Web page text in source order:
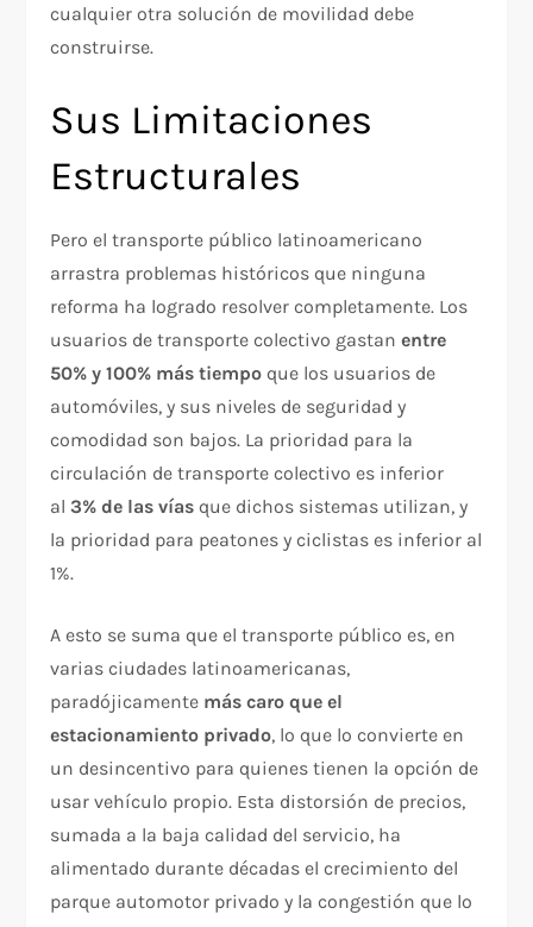
cualquier otra solución de movilidad debe
construirse.
Sus Limitaciones
Estructurales
Pero el transporte público latinoamericano
arrastra problemas históricos que ninguna
reforma ha logrado resolver completamente. Los
usuarios de transporte colectivo gastanentre
50% y 100% más tiempo que los usuarios de
automóviles, y sus niveles de seguridad y
comodidad son bajos. La prioridad para la
circulación de transporte colectivo es inferior
al3% de las vías que dichos sistemas utilizan, y
la prioridad para peatones y ciclistas es inferior al
1%.
A esto se suma que el transporte público es, en
varias ciudades latinoamericanas,
paradójicamente más caro que el
estacionamiento privado, lo que lo convierte en
un desincentivo para quienes tienen la opción de
usar vehículo propio. Esta distorsión de precios,
sumada a la baja calidad del servicio, ha
alimentado durante décadas el crecimiento del
parque automotor privado y la congestión que lo